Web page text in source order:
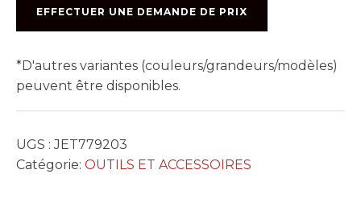
HD
EFFECTUER UNE DEMANDE DE PRIX
*D'autres variantes (couleurs/grandeurs/modèles)
peuvent être disponibles.
UGS :JET779203
Catégorie: OUTILS ET ACCESSOIRES